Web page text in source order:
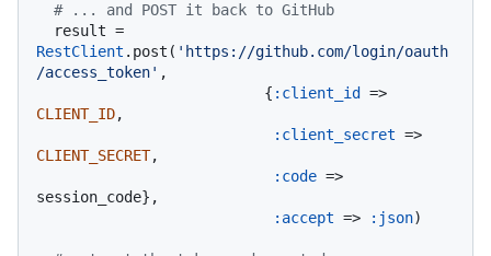
# ... and POST it back to GitHub
RestClient .post( 'https://github.com/login/oauth
/access_token' ,
                          {
:client_id
CLIENT_ID,
:client_secret
CLIENT_SECRET,
:code =>
session_code},
:accept => :json)